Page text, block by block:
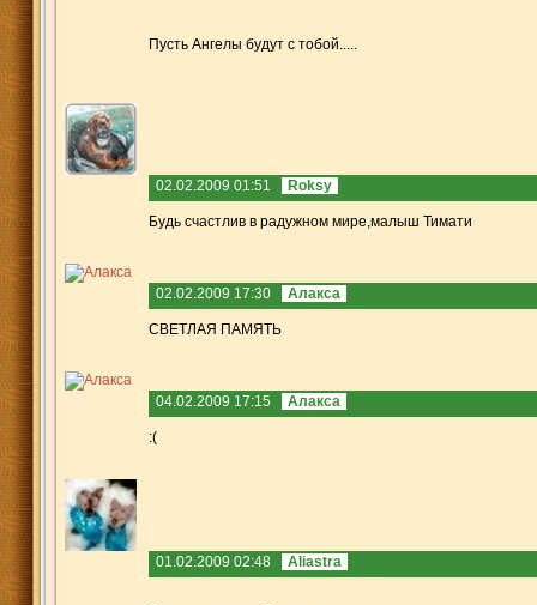
Пусть Ангелы будут с тобой.....
02.02.2009 01:51 Roksy
Будь счастлив в радужном мире,малыш Тимати
02.02.2009 17:30 Алакса
СВЕТЛАЯ ПАМЯТЬ
04.02.2009 17:15 Алакса
:(
01.02.2009 02:48 Aliastra